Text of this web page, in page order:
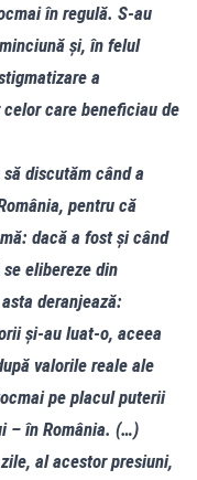
în regulă. S-au
și, în felul
a
care beneficiau de
discutăm când a
pentru că
dacă a fost și când
elibereze din
deranjează:
și-au luat-o, aceea
valorile reale ale
pe placul puterii
– în România. (…)
al acestor presiuni,